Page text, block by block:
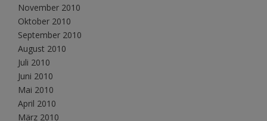
November 2010
Oktober 2010
September 2010
August 2010
Juli 2010
Juni 2010
Mai 2010
April 2010
März 2010